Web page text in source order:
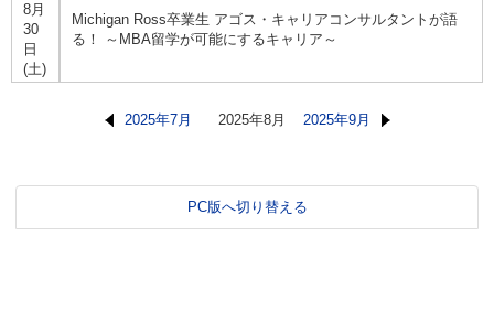
8月
30
日
(土)
Michigan Ross卒業生 アゴス・キャリアコンサルタントが語
る！ ～MBA留学が可能にするキャリア～
2025年7月 2025年8月 2025年9月
PC版へ切り替える